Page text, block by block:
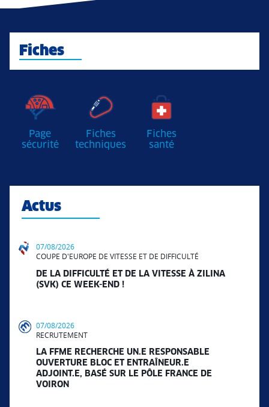
Fiches
Page
sécurité
Fiches
techniques
Fiches
santé
Actus
07/08/2026
COUPE D'EUROPE DE VITESSE ET DE DIFFICULTÉ
DE LA DIFFICULTÉ ET DE LA VITESSE À ZILINA
(SVK) CE WEEK-END !
07/08/2026
RECRUTEMENT
LA FFME RECHERCHE UN.E RESPONSABLE
OUVERTURE BLOC ET ENTRAÎNEUR.E
ADJOINT.E, BASÉ SUR LE PÔLE FRANCE DE
VOIRON